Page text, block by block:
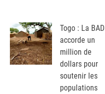
Togo : La BAD
accorde un
million de
dollars pour
soutenir les
populations